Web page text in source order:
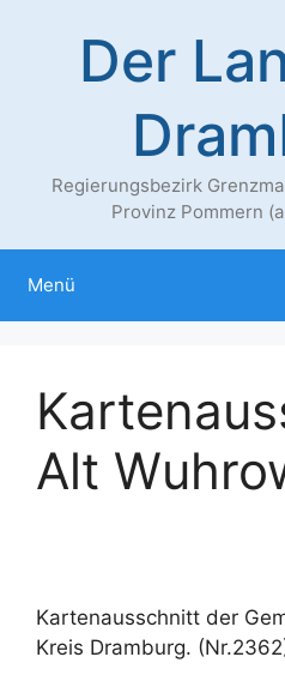
Der
Regierungsbezirk
Provinz Pommern
Menü
Alt
Kartenausschnitt der
Kreis Dramburg.